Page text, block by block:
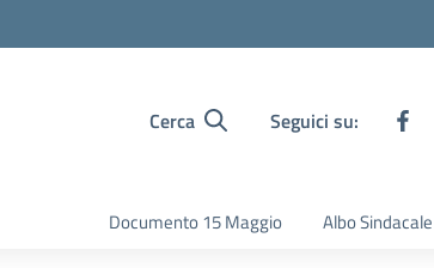
Cerca Seguici su:
Documento 15 Maggio Albo Sindacale